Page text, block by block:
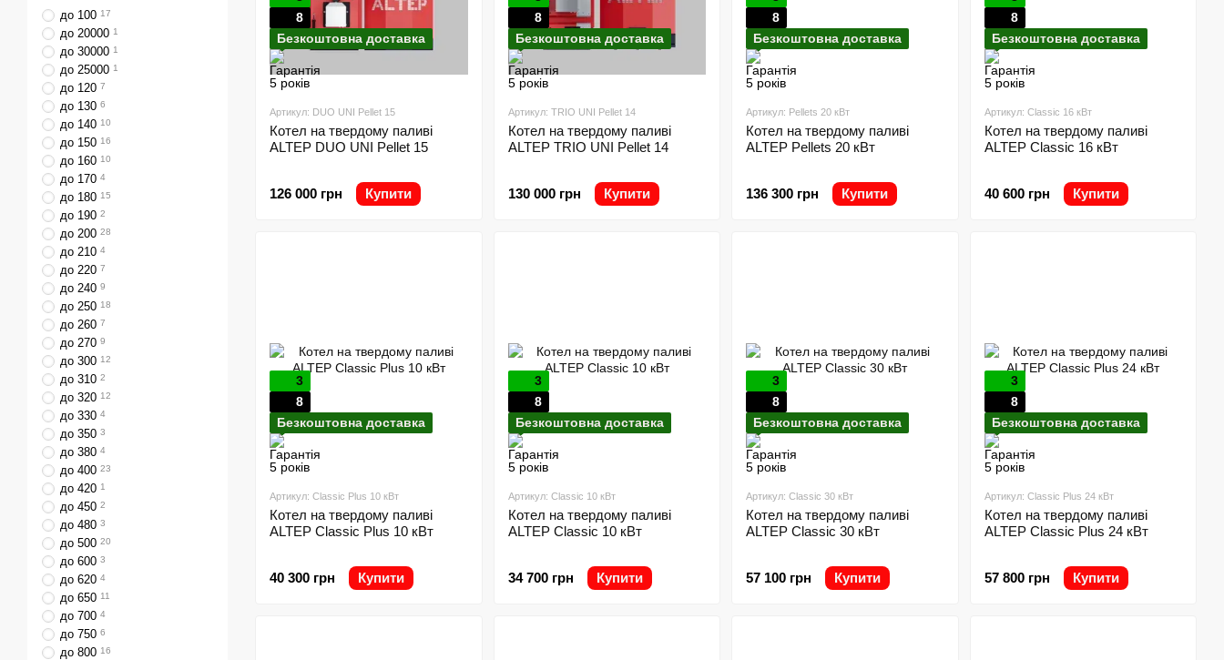
8
Безкоштовна доставка
Артикул: DUO UNI Pellet 15
Котел на твердому паливі
ALTEP DUO UNI Pellet 15
126 000 грн Купити
8
Безкоштовна доставка
Артикул: TRIO UNI Pellet 14
Котел на твердому паливі
ALTEP TRIO UNI Pellet 14
130 000 грн Купити
8
Безкоштовна доставка
Артикул: Pellets 20 кВт
Котел на твердому паливі
ALTEP Pellets 20 кВт
136 300 грн Купити
8
Безкоштовна доставка
Артикул: Classic 16 кВт
Котел на твердому паливі
ALTEP Classic 16 кВт
40 600 грн Купити
3
8
Безкоштовна доставка
Артикул: Classic Plus 10 кВт
Котел на твердому паливі
ALTEP Classic Plus 10 кВт
40 300 грн Купити
3
8
Безкоштовна доставка
Артикул: Classic 10 кВт
Котел на твердому паливі
ALTEP Classic 10 кВт
34 700 грн Купити
3
8
Безкоштовна доставка
Артикул: Classic 30 кВт
Котел на твердому паливі
ALTEP Classic 30 кВт
57 100 грн Купити
3
8
Безкоштовна доставка
Артикул: Classic Plus 24 кВт
Котел на твердому паливі
ALTEP Classic Plus 24 кВт
57 800 грн Купити
до 100 17
до 20000 1
до 30000 1
до 25000 1
до 120 7
до 130 6
до 140 10
до 150 16
до 160 10
до 170 4
до 180 15
до 190 2
до 200 28
до 210 4
до 220 7
до 240 9
до 250 18
до 260 7
до 270 9
до 300 12
до 310 2
до 320 12
до 330 4
до 350 3
до 380 4
до 400 23
до 420 1
до 450 2
до 480 3
до 500 20
до 600 3
до 620 4
до 650 11
до 700 4
до 750 6
до 800 16